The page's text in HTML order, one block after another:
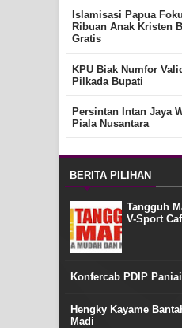
Islamisasi Papua
Ribuan Anak Kristen
Gratis
KPU Biak Numfor
Pilkada Bupati
Persintan Intan Jaya
Piala Nusantara
BERITA PILIHAN
Tangguh
V-Sport
Konfercab PDIP
Hengky Kayame
Madi